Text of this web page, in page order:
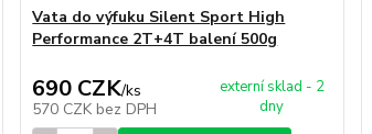
Vata do výfuku Silent Sport High
Performance 2T+4T balení 500g
690 CZK/ks
570 CZK bez DPH
externí sklad - 2
dny